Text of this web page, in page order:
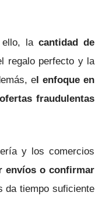
la cantidad de
regalo perfecto y la
el enfoque en
fraudulentas
y los comercios
envíos o confirmar
da tiempo suficiente